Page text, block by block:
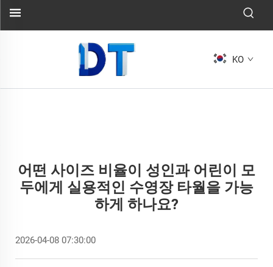
KO
어떤 사이즈 비율이 성인과 어린이 모
두에게 실용적인 수영장 타월을 가능
하게 하나요?
2026-04-08 07:30:00